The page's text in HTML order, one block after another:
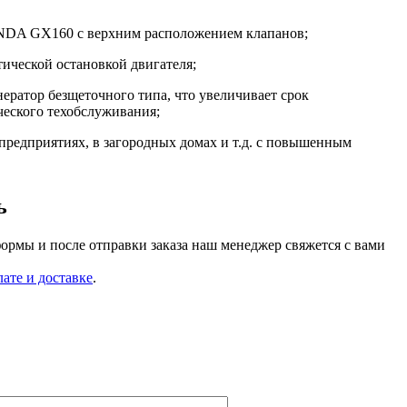
GX160 с верхним расположением клапанов;
остановкой двигателя;
безщеточного типа, что увеличивает срок
техобслуживания;
в загородных домах и т.д. с повышенным
и после отправки заказа наш менеджер свяжется с вами
и доставке.